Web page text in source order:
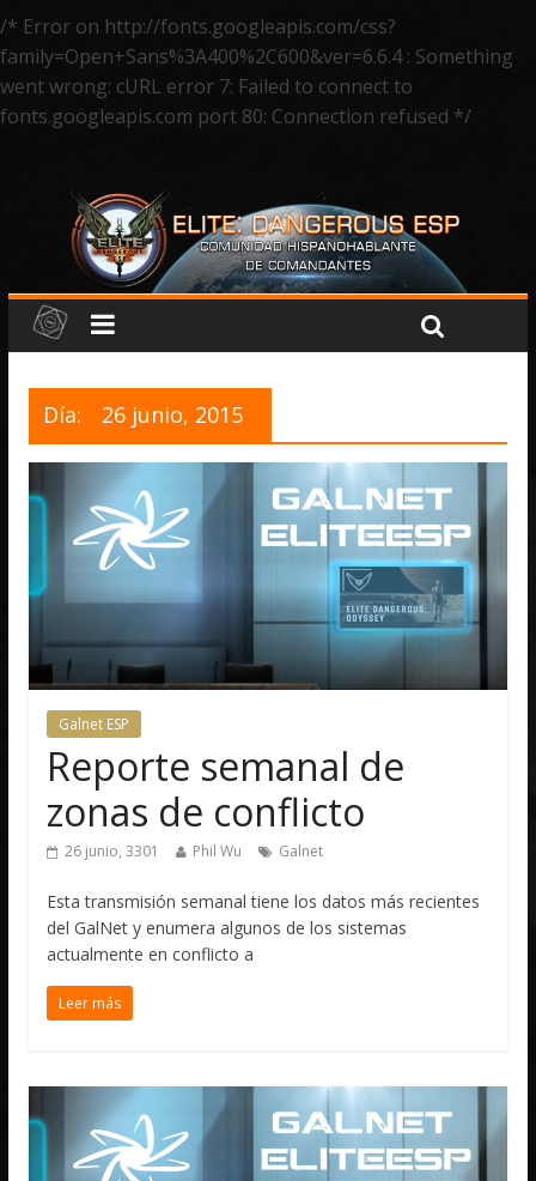
/* Error on http://fonts.googleapis.com/css?
family=Open+Sans%3A400%2C600&ver=6.6.4 : Something
went wrong: cURL error 7: Failed to connect to
fonts.googleapis.com port 80: Connection refused */
Día: 26 junio, 2015
Galnet ESP
Reporte semanal de
zonas de conflicto
26 junio, 3301 Phil Wu Galnet
Esta transmisión semanal tiene los datos más recientes
del GalNet y enumera algunos de los sistemas
actualmente en conflicto a
Leer más